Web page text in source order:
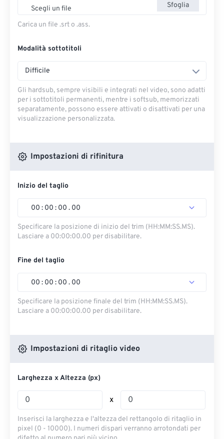
Scegli un file Sfoglia
Carica un file .srt o .ass.
Modalità sottotitoli
Difficile
Gli hardsub, sempre visibili e integrati nel video, sono adatti
per i sottotitoli permanenti, mentre i softsub, memorizzati
separatamente, possono essere attivati ​​o disattivati ​​per una
visualizzazione personalizzata.
Impostazioni di rifinitura
Inizio del taglio
00 : 00 : 00 . 00
Specificare la posizione di inizio del trim (HH:MM:SS.MS).
Lasciare a 00:00:00.00 per disabilitare.
Fine del taglio
00 : 00 : 00 . 00
Specificare la posizione finale del trim (HH:MM:SS.MS).
Lasciare a 00:00:00.00 per disabilitare.
Impostazioni di ritaglio video
Larghezza x Altezza (px)
x
Inserisci la larghezza e l'altezza del rettangolo di ritaglio in
pixel (0 - 10000). I numeri dispari verranno arrotondati per